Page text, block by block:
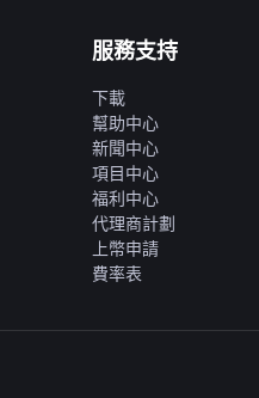
服務支持
下載
幫助中心
新聞中心
項目中心
福利中心
代理商計劃
上幣申請
費率表